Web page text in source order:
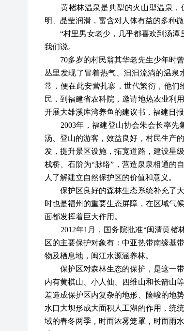
黄楮林温泉是典型的火山型温泉，
明、晶莹润滑，富含对人体有益的多种
“村里男女老少，几乎都喜欢到汤
我们说。
70多岁的村民翁其华老先生少年时
丛里发现了冒着热气、汩汩流淌的温泉
常，便在此安营扎寨，世代繁衍，他们
民，到福建省农科院，邀请地热农业利
开展大雄溪库湾养鱼的建议书，福建日报
2003年，福建登山协会朱会长率
汤、登山的游客，效益良好，村民生产
发，提升景区设施，拓宽道路，建设星
栈桥、石阶为“脉络”，营造泉泉相通的
人了解建立自然保护区的价值和意义。
保护区良好的森林生态系统补充了大
时也是福州的重要生态屏障，在区域气
面都发挥着巨大作用。
2012年1月，国务院批准“闽清黄楮
区的主要保护对象有：中亚热带南缘基
物及栖息地，闽江水源涵养林。
保护区对森林生态的保护，是这一带
内有黄棋山、小人仙、四维山和长箭山
差造成保护区内复杂的地形、险峻的地
水口大坝形成大面积人工湖的作用，统
域的春冬两季，时而浓雾笼罩，时而雨